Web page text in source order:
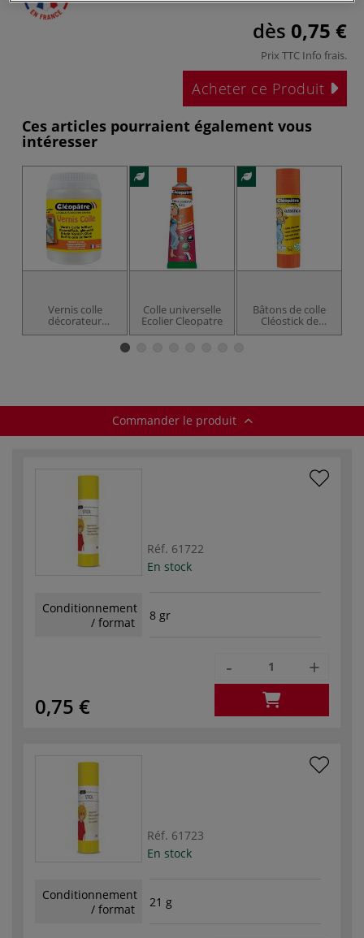
dès 0,75 €
Prix TTC Info frais.
Acheter ce Produit
Ces articles pourraient également vous
intéresser
Vernis colle
décorateur
Cléopâtre
Colle universelle
Ecolier Cleopatre
Bâtons de colle
Cléostick de
Cléopâtre
Commander le produit
Réf. 61722
En stock
Conditionnement
/ format
8 gr
0,75 €
- +
Réf. 61723
En stock
Conditionnement
/ format
21 g